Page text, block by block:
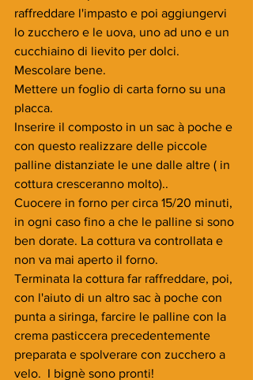
raffreddare l'impasto e poi aggiungervi
lo zucchero e le uova, uno ad uno e un
cucchiaino di lievito per dolci.
Mescolare bene.
Mettere un foglio di carta forno su una
placca.
Inserire il composto in un sac à poche e
con questo realizzare delle piccole
palline distanziate le une dalle altre ( in
cottura cresceranno molto)..
Cuocere in forno per circa 15/20 minuti,
in ogni caso fino a che le palline si sono
ben dorate. La cottura va controllata e
non va mai aperto il forno.
Terminata la cottura far raffreddare, poi,
con l'aiuto di un altro sac à poche con
punta a siringa, farcire le palline con la
crema pasticcera precedentemente
preparata e spolverare con zucchero a
velo.  I bignè sono pronti!